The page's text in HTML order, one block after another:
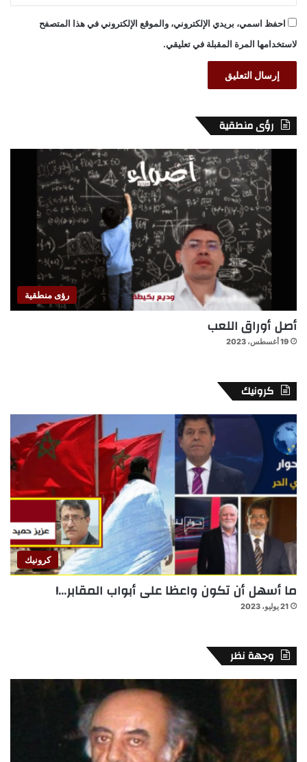
احفظ اسمي، بريدي الإلكتروني، والموقع الإلكتروني في هذا المتصفح
لاستخدامها المرة المقبلة في تعليقي.
رؤى منطقية
رؤى منطقية
أصل أوراق اللعب
19 أغسطس، 2023
كرونيك
كرونيك
ما أسهل أن تكون واعظا على أبواب المقابر…!
21 يوليو، 2023
وجهة نظر